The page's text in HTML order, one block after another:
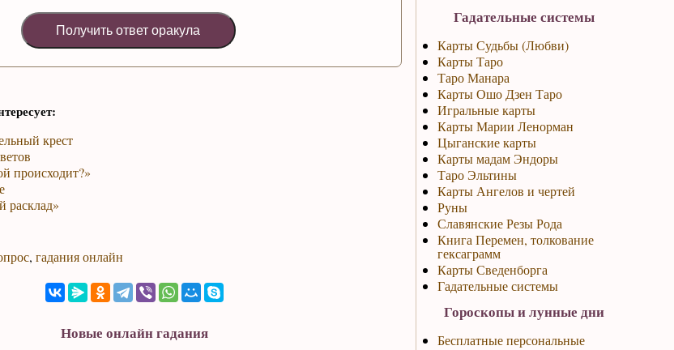
Получить ответ оракула
крест
происходит?»
расклад»
, гадания онлайн
Новые онлайн гадания
Гадательные системы
Карты Судьбы (Любви)
Карты Таро
Таро Манара
Карты Ошо Дзен Таро
Игральные карты
Карты Марии Ленорман
Цыганские карты
Карты мадам Эндоры
Таро Эльтины
Карты Ангелов и чертей
Руны
Славянские Резы Рода
Книга Перемен, толкование
гексаграмм
Карты Сведенборга
Гадательные системы
Гороскопы и лунные дни
Бесплатные персональные